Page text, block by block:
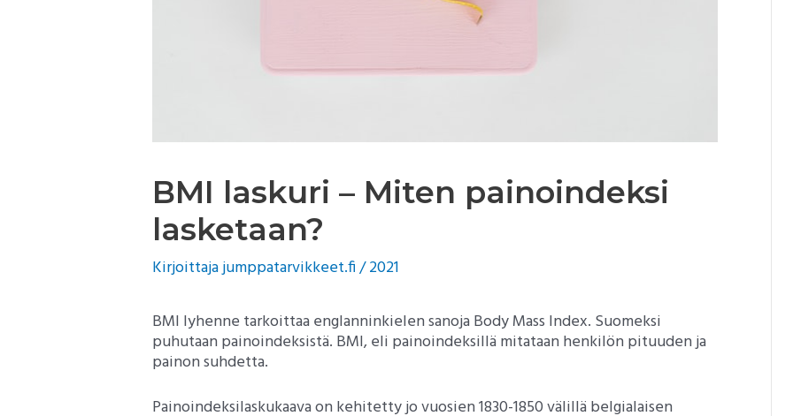
BMI laskuri – Miten painoindeksi
lasketaan?
Kirjoittajajumppatarvikkeet.fi/2021
BMI lyhenne tarkoittaa englanninkielen sanoja Body Mass Index. Suomeksi
puhutaan painoindeksistä. BMI, eli painoindeksillä mitataan henkilön pituuden ja
painon suhdetta.
Painoindeksilaskukaava on kehitetty jo vuosien 1830-1850 välillä belgialaisen